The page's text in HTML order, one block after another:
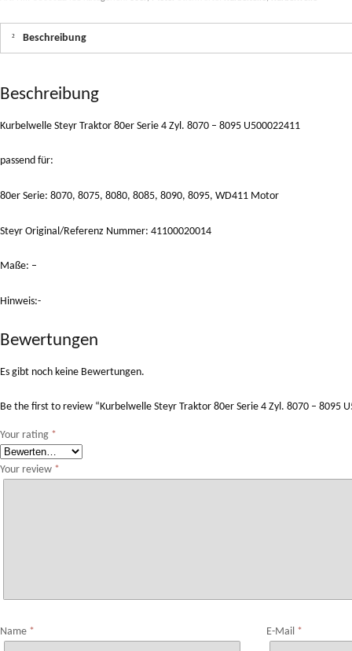
Beschreibung
Beschreibung
Kurbelwelle Steyr Traktor 80er Serie 4 Zyl. 8070 – 8095 U500022411
passend für:
80er Serie: 8070, 8075, 8080, 8085, 8090, 8095, WD411 Motor
Steyr Original/Referenz Nummer: 41100020014
Maße: –
Hinweis:-
Bewertungen
Es gibt noch keine Bewertungen.
Be the first to review “Kurbelwelle Steyr Traktor 80er Serie 4 Zyl. 8070 – 8095
Your rating *
Your review *
Name * E-Mail *